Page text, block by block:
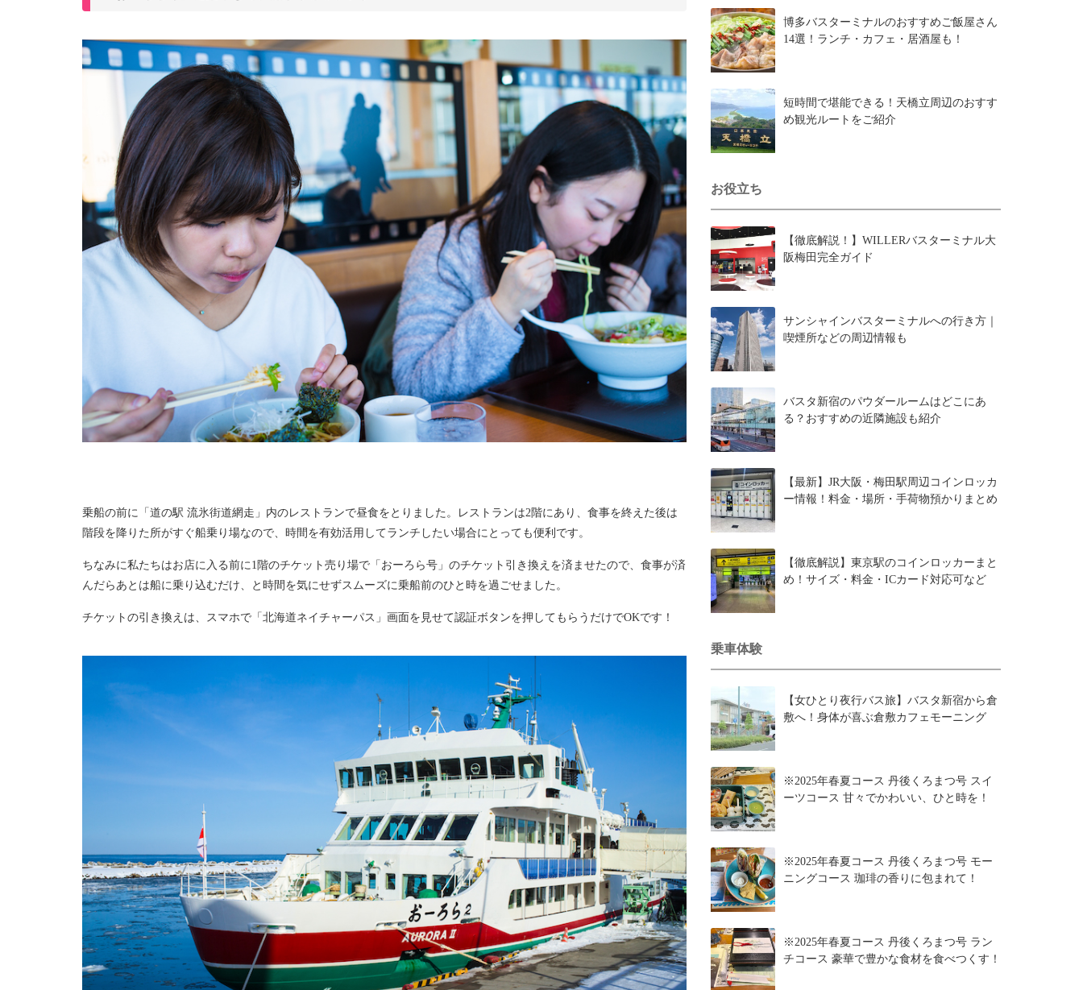
乗船の前に「道の駅 流氷街道網走」内のレストランで昼食をとりました。レストランは2階にあり、食事を終えた後は
階段を降りた所がすぐ船乗り場なので、時間を有効活用してランチしたい場合にとっても便利です。
ちなみに私たちはお店に入る前に1階のチケット売り場で「おーろら号」のチケット引き換えを済ませたので、食事が済
んだらあとは船に乗り込むだけ、と時間を気にせずスムーズに乗船前のひと時を過ごせました。
チケットの引き換えは、スマホで「北海道ネイチャーパス」画面を見せて認証ボタンを押してもらうだけでOKです！
博多バスターミナルのおすすめご飯屋さん
14選！ランチ・カフェ・居酒屋も！
短時間で堪能できる！天橋立周辺のおすす
め観光ルートをご紹介
お役立ち
【徹底解説！】WILLERバスターミナル大
阪梅田完全ガイド
サンシャインバスターミナルへの行き方｜
喫煙所などの周辺情報も
バスタ新宿のパウダールームはどこにあ
る？おすすめの近隣施設も紹介
【最新】JR大阪・梅田駅周辺コインロッカ
ー情報！料金・場所・手荷物預かりまとめ
【徹底解説】東京駅のコインロッカーまと
め！サイズ・料金・ICカード対応可など
乗車体験
【女ひとり夜行バス旅】バスタ新宿から倉
敷へ！身体が喜ぶ倉敷カフェモーニング
※2025年春夏コース 丹後くろまつ号 スイ
ーツコース 甘々でかわいい、ひと時を！
※2025年春夏コース 丹後くろまつ号 モー
ニングコース 珈琲の香りに包まれて！
※2025年春夏コース 丹後くろまつ号 ラン
チコース 豪華で豊かな食材を食べつくす！